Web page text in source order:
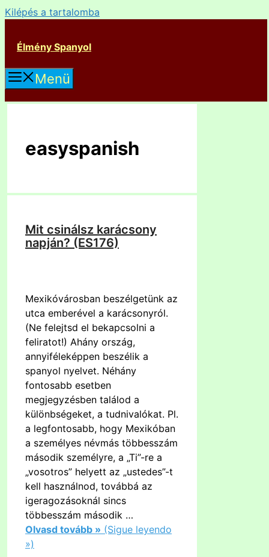
Kilépés a tartalomba
Élmény Spanyol
Menü
easyspanish
Mit csinálsz karácsony
napján? (ES176)
Mexikóvárosban beszélgetünk az
utca emberével a karácsonyról.
(Ne felejtsd el bekapcsolni a
feliratot!) Ahány ország,
annyiféleképpen beszélik a
spanyol nyelvet. Néhány
fontosabb esetben
megjegyzésben találod a
különbségeket, a tudnivalókat. Pl.
a legfontosabb, hogy Mexikóban
a személyes névmás többesszám
második személyre, a „Ti”-re a
„vosotros” helyett az „ustedes”-t
kell használnod, továbbá az
igeragozásoknál sincs
többesszám második …
Olvasd tovább » (Sigue leyendo
»)